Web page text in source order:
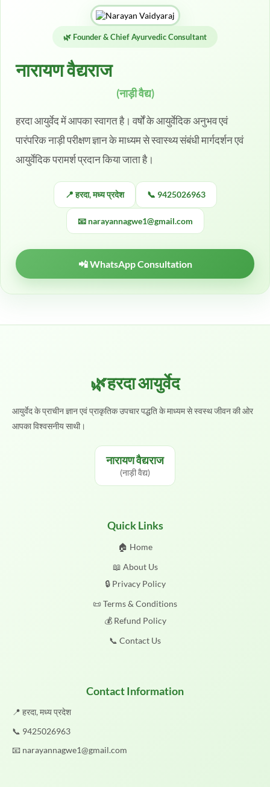
🌿 Founder & Chief Ayurvedic Consultant
नारायण वैद्यराज
(नाड़ी वैद्य)
हरदा आयुर्वेद में आपका स्वागत है। वर्षों के आयुर्वेदिक अनुभव एवं
पारंपरिक नाड़ी परीक्षण ज्ञान के माध्यम से स्वास्थ्य संबंधी मार्गदर्शन एवं
आयुर्वेदिक परामर्श प्रदान किया जाता है।
📍 हरदा, मध्य प्रदेश 📞 9425026963
📧 narayannagwe1@gmail.com
📲 WhatsApp Consultation
🌿हरदा आयुर्वेद
आयुर्वेद के प्राचीन ज्ञान एवं प्राकृतिक उपचार पद्धति के माध्यम से स्वस्थ जीवन की ओर
आपका विश्वसनीय साथी।
नारायण वैद्यराज
(नाड़ी वैद्य)
Quick Links
🏠 Home
📖 About Us
🔒 Privacy Policy
📜 Terms & Conditions
💰 Refund Policy
📞 Contact Us
Contact Information
📍 हरदा, मध्य प्रदेश
📞 9425026963
📧 narayannagwe1@gmail.com